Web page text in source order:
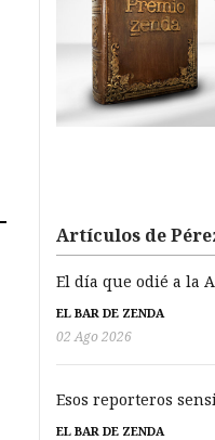
Artículos de
El día que odié a la
EL BAR DE ZENDA
02 Ago 2026
Esos reporteros
EL BAR DE ZENDA